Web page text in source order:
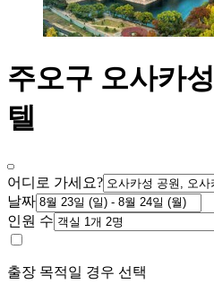
주오구 오사카
텔
어디로 가세요?
날짜
인원 수
출장 목적일 경우 선택